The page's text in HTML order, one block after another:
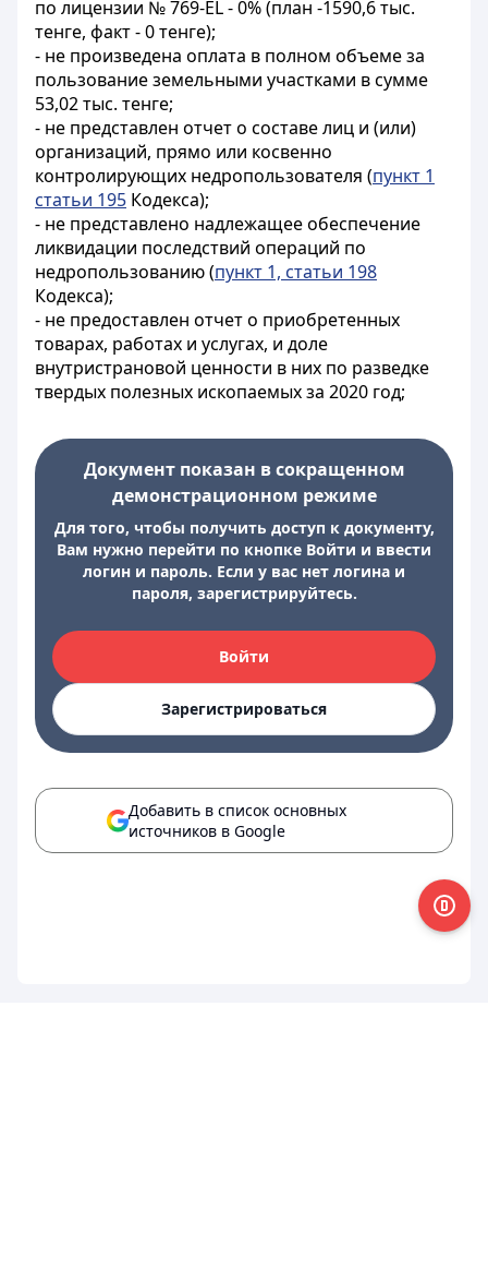
по лицензии № 769-EL - 0% (план -1590,6 тыс.
тенге, факт - 0 тенге);
- не произведена оплата в полном объеме за
пользование земельными участками в сумме
53,02 тыс. тенге;
- не представлен отчет о составе лиц и (или)
организаций, прямо или косвенно
контролирующих недропользователя (пункт 1
статьи 195 Кодекса);
- не представлено надлежащее обеспечение
ликвидации последствий операций по
недропользованию (пункт 1, статьи 198
Кодекса);
- не предоставлен отчет о приобретенных
товарах, работах и услугах, и доле
внутристрановой ценности в них по разведке
твердых полезных ископаемых за 2020 год;
Документ показан в сокращенном
демонстрационном режиме
Для того, чтобы получить доступ к документу,
Вам нужно перейти по кнопке Войти и ввести
логин и пароль. Если у вас нет логина и
пароля, зарегистрируйтесь.
Войти
Зарегистрироваться
Добавить в список основных
источников в Google